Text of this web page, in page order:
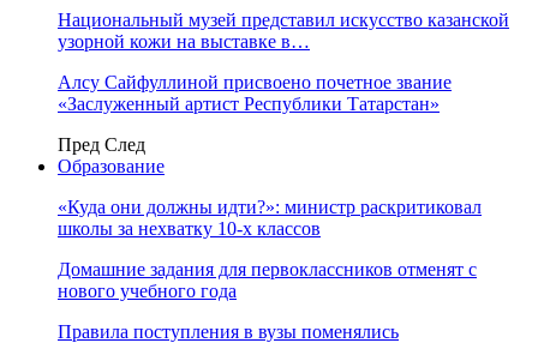
Национальный музей представил искусство казанской
узорной кожи на выставке в…
Алсу Сайфуллиной присвоено почетное звание
«Заслуженный артист Республики Татарстан»
Пред След
Образование
«Куда они должны идти?»: министр раскритиковал
школы за нехватку 10-х классов
Домашние задания для первоклассников отменят с
нового учебного года
Правила поступления в вузы поменялись